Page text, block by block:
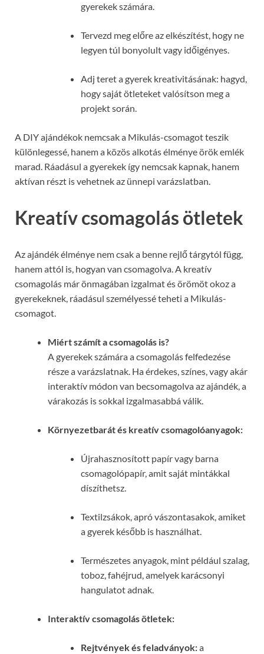
gyerekek számára.
Tervezd meg előre az elkészítést, hogy ne
legyen túl bonyolult vagy időigényes.
Adj teret a gyerek kreativitásának: hagyd,
hogy saját ötleteket valósítson meg a
projekt során.
A DIY ajándékok nemcsak a Mikulás-csomagot teszik
különlegessé, hanem a közös alkotás élménye örök emlék
marad. Ráadásul a gyerekek így nemcsak kapnak, hanem
aktívan részt is vehetnek az ünnepi varázslatban.
Kreatív csomagolás ötletek
Az ajándék élménye nem csak a benne rejlő tárgytól függ,
hanem attól is, hogyan van csomagolva. A kreatív
csomagolás már önmagában izgalmat és örömöt okoz a
gyerekeknek, ráadásul személyessé teheti a Mikulás-
csomagot.
Miért számít a csomagolás is?
A gyerekek számára a csomagolás felfedezése
része a varázslatnak. Ha érdekes, színes, vagy akár
interaktív módon van becsomagolva az ajándék, a
várakozás is sokkal izgalmasabbá válik.
Környezetbarát és kreatív csomagolóanyagok:
Újrahasznosított papír vagy barna
csomagolópapír, amit saját mintákkal
díszíthetsz.
Textilzsákok, apró vászontasakok, amiket
a gyerek később is használhat.
Természetes anyagok, mint például szalag,
toboz, fahéjrud, amelyek karácsonyi
hangulatot adnak.
Interaktív csomagolás ötletek:
Rejtvények és feladványok:a